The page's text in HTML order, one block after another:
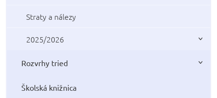
Straty a nálezy
2025/2026
Rozvrhy tried
Školská knižnica